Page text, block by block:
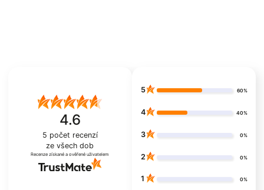
4.6
5 počet recenzí
ze všech dob
Recenze získané a ověřené uživatelem
5 60%
4 40%
3 0%
2 0%
1 0%